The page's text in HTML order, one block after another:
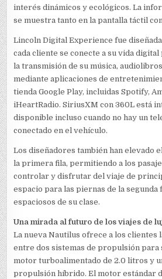
interés dinámicos y ecológicos. La
se muestra tanto en la pantalla táctil
Lincoln Digital Experience fue
cada cliente se conecte a su vida
la transmisión de su música,
mediante aplicaciones de
tienda Google Play, incluidas Spotify,
iHeartRadio. SiriusXM con 360L está
disponible incluso cuando no hay un
conectado en el vehículo.
Los diseñadores también han elevado
la primera fila, permitiendo a los
controlar y disfrutar del viaje de
espacio para las piernas de la segunda
espaciosos de su clase.
Una mirada al futuro de los viajes de
La nueva Nautilus ofrece a los clientes
entre dos sistemas de propulsión para
motor turboalimentado de 2.0 litros y
propulsión híbrido. El motor estándar